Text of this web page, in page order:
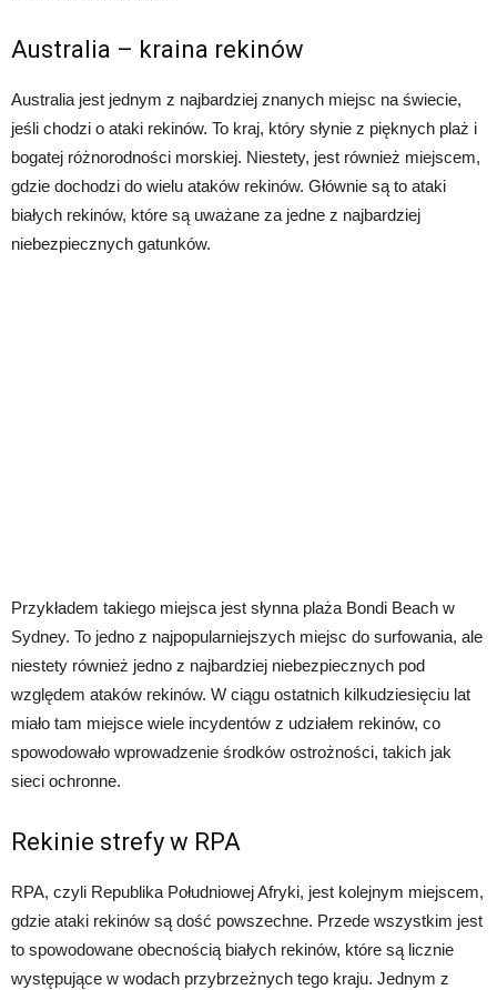
Australia – kraina rekinów
Australia jest jednym z najbardziej znanych miejsc na świecie,
jeśli chodzi o ataki rekinów. To kraj, który słynie z pięknych plaż i
bogatej różnorodności morskiej. Niestety, jest również miejscem,
gdzie dochodzi do wielu ataków rekinów. Głównie są to ataki
białych rekinów, które są uważane za jedne z najbardziej
niebezpiecznych gatunków.
Przykładem takiego miejsca jest słynna plaża Bondi Beach w
Sydney. To jedno z najpopularniejszych miejsc do surfowania, ale
niestety również jedno z najbardziej niebezpiecznych pod
względem ataków rekinów. W ciągu ostatnich kilkudziesięciu lat
miało tam miejsce wiele incydentów z udziałem rekinów, co
spowodowało wprowadzenie środków ostrożności, takich jak
sieci ochronne.
Rekinie strefy w RPA
RPA, czyli Republika Południowej Afryki, jest kolejnym miejscem,
gdzie ataki rekinów są dość powszechne. Przede wszystkim jest
to spowodowane obecnością białych rekinów, które są licznie
występujące w wodach przybrzeżnych tego kraju. Jednym z